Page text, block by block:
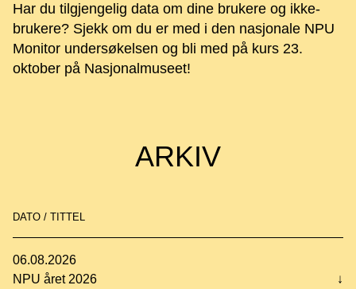
Har du tilgjengelig data om dine brukere og ikke-
brukere? Sjekk om du er med i den nasjonale NPU
Monitor undersøkelsen og bli med på kurs 23.
oktober på Nasjonalmuseet!
ARKIV
DATO / TITTEL
06.08.2026
NPU året 2026
↓